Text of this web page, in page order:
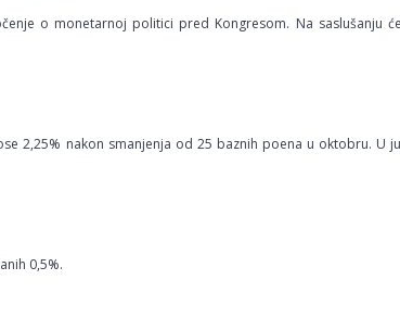
o monetarnoj politici pred Kongresom. Na saslušanju
2,25% nakon smanjenja od 25 baznih poena u oktobru. U
0,5%.